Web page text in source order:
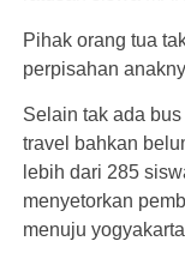
Pihak orang tua
perpisahan
Selain tak ada
travel bahkan
lebih dari 285
menyetorkan
menuju